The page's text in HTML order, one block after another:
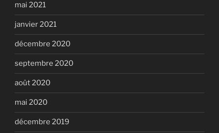
mai 2021
janvier 2021
décembre 2020
septembre 2020
août 2020
mai 2020
décembre 2019